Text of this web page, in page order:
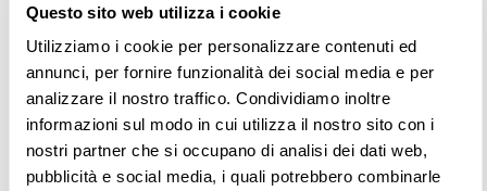
Questo sito web utilizza i cookie
Utilizziamo i cookie per personalizzare contenuti ed
annunci, per fornire funzionalità dei social media e per
analizzare il nostro traffico. Condividiamo inoltre
informazioni sul modo in cui utilizza il nostro sito con i
nostri partner che si occupano di analisi dei dati web,
pubblicità e social media, i quali potrebbero combinarle
CONTACT US
Kitchen plan